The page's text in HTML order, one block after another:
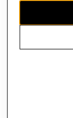
propiedad de H&M